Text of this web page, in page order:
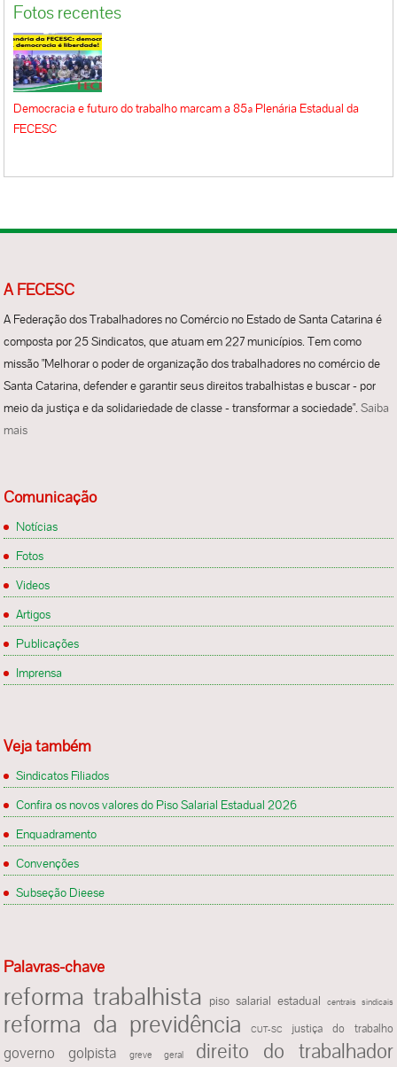
Fotos recentes
Democracia e futuro do trabalho marcam a 85ª Plenária Estadual da
FECESC
A FECESC
A Federação dos Trabalhadores no Comércio no Estado de Santa Catarina é
composta por 25 Sindicatos, que atuam em 227 municípios. Tem como
missão "Melhorar o poder de organização dos trabalhadores no comércio de
Santa Catarina, defender e garantir seus direitos trabalhistas e buscar - por
meio da justiça e da solidariedade de classe - transformar a sociedade".Saiba
mais
Comunicação
Notícias
Fotos
Videos
Artigos
Publicações
Imprensa
Veja também
Sindicatos Filiados
Confira os novos valores do Piso Salarial Estadual 2026
Enquadramento
Convenções
Subseção Dieese
Palavras-chave
reforma trabalhista piso salarial estadual centrais sindicais
reforma da previdência CUT-SC justiça do trabalho
governo golpista greve geral direito do trabalhador